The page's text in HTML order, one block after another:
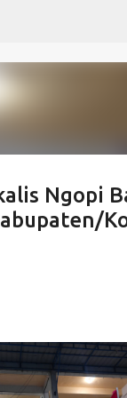
Ngopi